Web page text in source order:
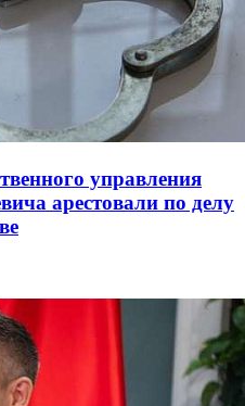
управления
арестовали по делу